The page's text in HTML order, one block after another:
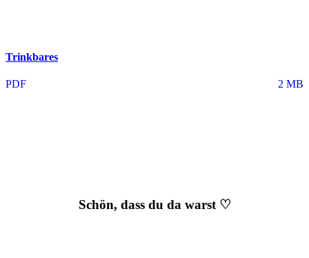
Trinkbares
PDF 2 MB
Schön, dass du da warst ♡